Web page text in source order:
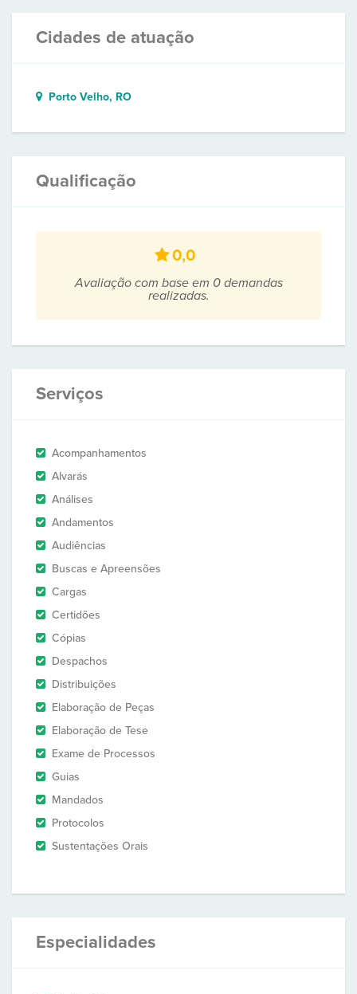
Cidades de atuação
Porto Velho, RO
Qualificação
0,0
Avaliação com base em 0 demandas
realizadas.
Serviços
Acompanhamentos
Alvarás
Análises
Andamentos
Audiências
Buscas e Apreensões
Cargas
Certidões
Cópias
Despachos
Distribuições
Elaboração de Peças
Elaboração de Tese
Exame de Processos
Guias
Mandados
Protocolos
Sustentações Orais
Especialidades